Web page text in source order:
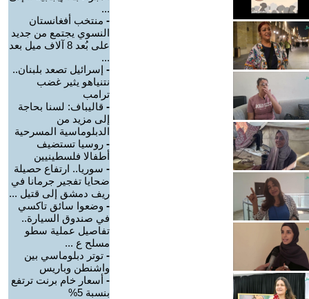
...
- منتخب أفغانستان
النسوي يجتمع من جديد
على بُعد 8 آلاف ميل بعد
...
- إسرائيل تصعد بلبنان..
نتنياهو يثير غضب
ترامب
- قاليباف: لسنا بحاجة
إلى مزيد من
الدبلوماسية المسرحية
- روسيا تستضيف
أطفالا فلسطينيين
- سوريا.. ارتفاع حصيلة
ضحايا تفجير جرمانا في
ريف دمشق إلى قتيل ...
- وضعوا سائق تاكسي
في صندوق السيارة..
تفاصيل عملية سطو
مسلح ع ...
- توتر دبلوماسي بين
واشنطن وباريس
- أسعار خام برنت ترتفع
بنسبة 5%